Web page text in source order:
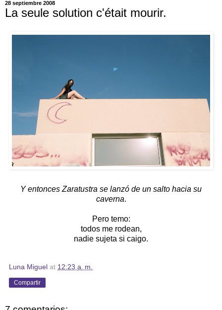
28 septiembre 2008
La seule solution c'était mourir.
Y entonces Zaratustra se lanzó de un salto hacia su
caverna.
Pero temo:
todos me rodean,
nadie sujeta si caigo.
Luna Miguel at 12:23 a. m.
Compartir